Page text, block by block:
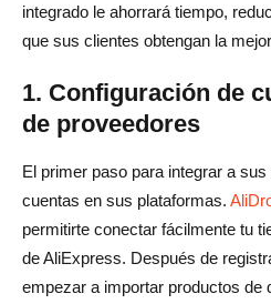
integrado le ahorrará tiempo,
que sus clientes obtengan la
1. Configuración de
de proveedores
El primer paso para integrar a
cuentas en sus plataformas.
permitirte conectar fácilmente tu
de AliExpress. Después de
empezar a importar productos de